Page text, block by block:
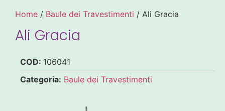
Home / Baule dei Travestimenti / Ali Gracia
Ali Gracia
COD: 106041
Categoria: Baule dei Travestimenti